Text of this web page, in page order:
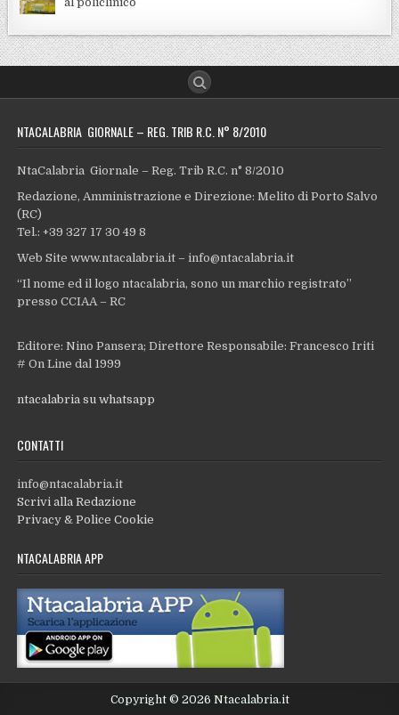
NTACALABRIA GIORNALE – REG. TRIB R.C. N° 8/2010
NtaCalabria Giornale – Reg. Trib R.C. n° 8/2010
Redazione, Amministrazione e Direzione: Melito di Porto Salvo
(RC)
Tel.: +39 327 17 30 49 8
Web Site www.ntacalabria.it – info@ntacalabria.it
“Il nome ed il logo ntacalabria, sono un marchio registrato”
presso CCIAA – RC
Editore: Nino Pansera; Direttore Responsabile: Francesco Iriti
# On Line dal 1999
ntacalabria su whatsapp
CONTATTI
info@ntacalabria.it
Scrivi alla Redazione
Privacy & Police Cookie
NTACALABRIA APP
Copyright © 2026 Ntacalabria.it